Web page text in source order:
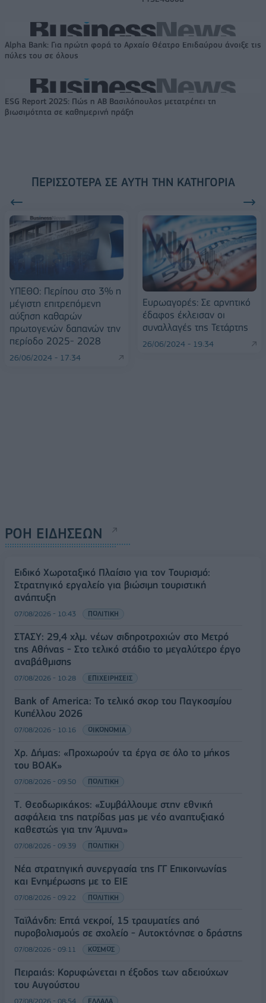
Alpha Bank: Για πρώτη φορά το Αρχαίο Θέατρο Επιδαύρου άνοιξε τις
πύλες του σε όλους
ESG Report 2025: Πώς η ΑΒ Βασιλόπουλος μετατρέπει τη
βιωσιμότητα σε καθημερινή πράξη
ΠΕΡΙΣΣΌΤΕΡΑ ΣΕ ΑΥΤΉ ΤΗΝ ΚΑΤΗΓΟΡΊΑ
ΥΠΕΘΟ: Περίπου στο 3% η
μέγιστη επιτρεπόμενη
αύξηση καθαρών
πρωτογενών δαπανών την
περίοδο 2025- 2028
26/06/2024 - 17:34
Ευρωαγορές: Σε αρνητικό
έδαφος έκλεισαν οι
συναλλαγές της Τετάρτης
26/06/2024 - 19:34
ΡΟΗ ΕΙΔΗΣΕΩΝ
Ειδικό Χωροταξικό Πλαίσιο για τον Τουρισμό:
Στρατηγικό εργαλείο για βιώσιμη τουριστική
ανάπτυξη
07/08/2026 - 10:43 ΠΟΛΙΤΙΚΗ
ΣΤΑΣΥ: 29,4 χλμ. νέων σιδηροτροχιών στο Μετρό
της Αθήνας - Στο τελικό στάδιο το μεγαλύτερο έργο
αναβάθμισης
07/08/2026 - 10:28 ΕΠΙΧΕΙΡΗΣΕΙΣ
Bank of America: Το τελικό σκορ του Παγκοσμίου
Κυπέλλου 2026
07/08/2026 - 10:16 ΟΙΚΟΝΟΜΙΑ
Χρ. Δήμας: «Προχωρούν τα έργα σε όλο το μήκος
του ΒΟΑΚ»
07/08/2026 - 09:50 ΠΟΛΙΤΙΚΗ
Τ. Θεοδωρικάκος: «Συμβάλλουμε στην εθνική
ασφάλεια της πατρίδας μας με νέο αναπτυξιακό
καθεστώς για την Άμυνα»
07/08/2026 - 09:39 ΠΟΛΙΤΙΚΗ
Νέα στρατηγική συνεργασία της ΓΓ Επικοινωνίας
και Ενημέρωσης με το ΕΙΕ
07/08/2026 - 09:22 ΠΟΛΙΤΙΚΗ
Ταϊλάνδη: Επτά νεκροί, 15 τραυματίες από
πυροβολισμούς σε σχολείο - Αυτοκτόνησε ο δράστης
07/08/2026 - 09:11 ΚΟΣΜΟΣ
Πειραιάς: Κορυφώνεται η έξοδος των αδειούχων
του Αυγούστου
07/08/2026 - 08:54 ΕΛΛΑΔΑ